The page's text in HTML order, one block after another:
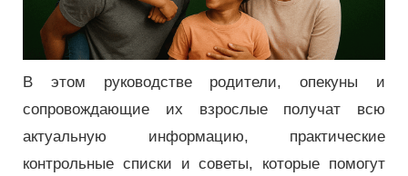
В этом руководстве родители, опекуны и
сопровождающие их взрослые получат всю
актуальную информацию, практические
контрольные списки и советы, которые помогут